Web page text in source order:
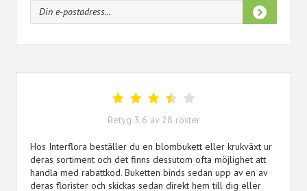
Betyg 3.6 av 28 röster
Hos Interflora beställer du en blombukett eller krukväxt ur
deras sortiment och det finns dessutom ofta möjlighet att
handla med rabattkod. Buketten binds sedan upp av en av
deras florister och skickas sedan direkt hem till dig eller